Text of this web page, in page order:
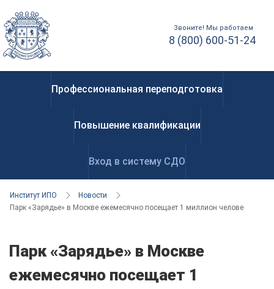
Звоните! Мы работаем
8 (800) 600-51-24
Профессиональная переподготовка
Повышение квалификации
Вход в систему СДО
Институт ИПО
Новости
Парк «Зарядье» в Москве ежемесячно посещает 1 миллион человек
Парк «Зарядье» в Москве
ежемесячно посещает 1